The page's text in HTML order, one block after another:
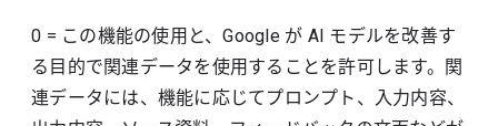
0 = この機能の使用と、Google が AI モデルを改善す
る目的で関連データを使用することを許可します。関
連データには、機能に応じてプロンプト、入力内容、